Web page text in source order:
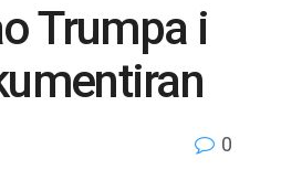
Trumpa i
0